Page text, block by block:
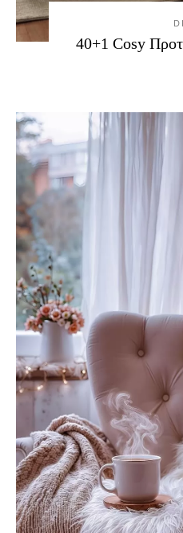
40+1 Cosy